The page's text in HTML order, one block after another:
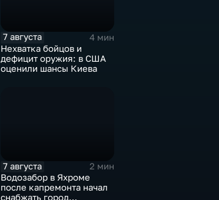
7 августа
4 мин
Нехватка бойцов и
дефицит оружия: в США
оценили шансы Киева
7 августа
2 мин
Водозабор в Яхроме
после капремонта начал
снабжать город